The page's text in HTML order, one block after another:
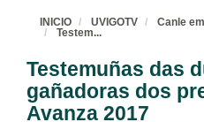
INICIO UVIGOTV Canle
Testem...
Testemuñas das
gañadoras dos
Avanza 2017